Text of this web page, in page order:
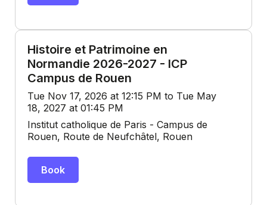
Histoire et Patrimoine en
Normandie 2026-2027 - ICP
Campus de Rouen
Tue Nov 17, 2026 at 12:15 PM to Tue May
18, 2027 at 01:45 PM
Institut catholique de Paris - Campus de
Rouen, Route de Neufchâtel, Rouen
Book